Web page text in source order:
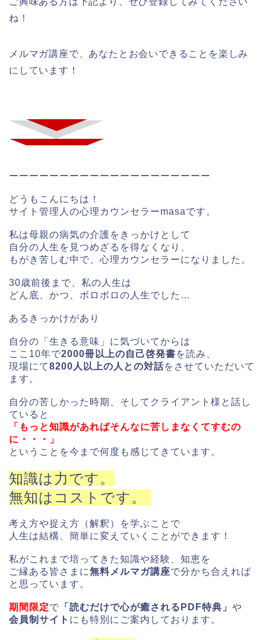
ね！
メルマガ講座で、あなたとお会いできることを楽しみ
にしています！
ーーーーーーーーーーーーーーーーーーーー
どうもこんにちは！
サイト管理人の心理カウンセラーmasaです。
私は母親の病気の介護をきっかけとして
自分の人生を見つめざるを得なくなり、
もがき苦しむ中で、心理カウンセラーになりました。
30歳前後まで、私の人生は
どん底、かつ、ボロボロの人生でした…
あるきっかけがあり
自分の「生きる意味」に気づいてからは
ここ10年で2000冊以上の自己啓発書を読み、
現場にて8200人以上の人との対話をさせていただいて
ます。
自分の苦しかった時期、そしてクライアント様と話し
ていると
「もっと知識があればそんなに苦しまなくてすむの
に・・・」
ということを今まで何度も感じてきています。
知識は力です。
無知はコストです。
考え方や捉え方（解釈）を学ぶことで
人生は結構、簡単に変えていくことができます！
私がこれまで培ってきた知識や経験、知恵を
ご縁ある皆さまに無料メルマガ講座で分かち合えれば
と思っています。
期間限定で 「読むだけで心が癒されるPDF特典」 や
会員制サイト にも特別にご案内しております。